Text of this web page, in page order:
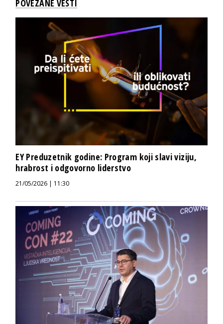
POVEZANE VESTI
EY Preduzetnik godine: Program koji slavi viziju,
hrabrost i odgovorno liderstvo
21/05/2026 | 11:30